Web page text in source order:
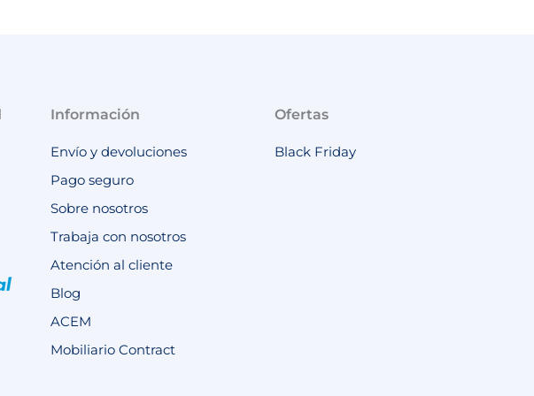
Información
Envío y devoluciones
Pago seguro
Sobre nosotros
Trabaja con nosotros
Atención al cliente
Blog
ACEM
Mobiliario Contract
Ofertas
Black Friday